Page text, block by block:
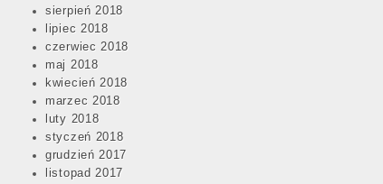
sierpień 2018
lipiec 2018
czerwiec 2018
maj 2018
kwiecień 2018
marzec 2018
luty 2018
styczeń 2018
grudzień 2017
listopad 2017